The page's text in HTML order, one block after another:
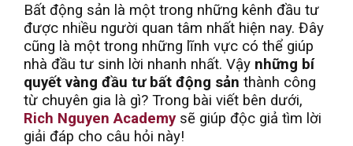
Bất động sản là một trong những kênh đầu tư
được nhiều người quan tâm nhất hiện nay. Đây
cũng là một trong những lĩnh vực có thể giúp
nhà đầu tư sinh lời nhanh nhất. Vậy những bí
quyết vàng đầu tư bất động sản thành công
từ chuyên gia là gì? Trong bài viết bên dưới,
Rich Nguyen Academysẽ giúp độc giả tìm lời
giải đáp cho câu hỏi này!